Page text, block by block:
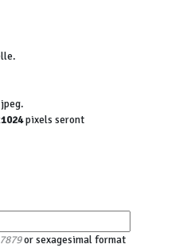
pixels seront
or sexagesimal format